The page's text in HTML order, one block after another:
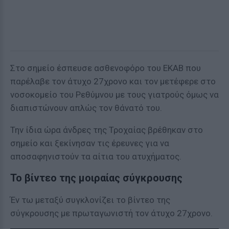
Στο σημείο έσπευσε ασθενοφόρο του ΕΚΑΒ που
παρέλαβε τον άτυχο 27χρονο και τον μετέφερε στο
νοσοκομείο του Ρεθύμνου με τους γιατρούς όμως να
διαπιστώνουν απλώς τον θάνατό του.
Την ίδια ώρα άνδρες της Τροχαίας βρέθηκαν στο
σημείο και ξεκίνησαν τις έρευνες για να
αποσαφηνιστούν τα αίτια του ατυχήματος.
Το βίντεο της μοιραίας σύγκρουσης
Έν τω μεταξύ συγκλονίζει το βίντεο της
σύγκρουσης με πρωταγωνιστή τον άτυχο 27χρονο.